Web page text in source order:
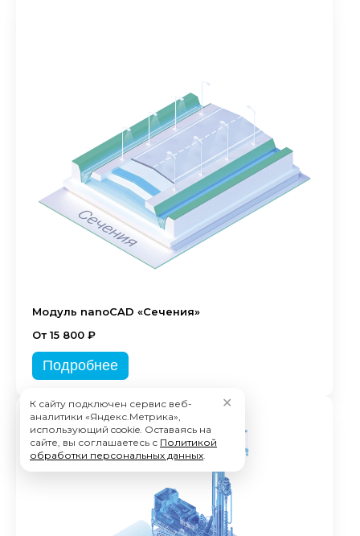
Модуль nanoCAD «Сечения»
От 15 800 ₽
Подробнее
К сайту подключен сервис веб-
аналитики «Яндекс.Метрика»,
использующий cookie. Оставаясь на
сайте, вы соглашаетесь с Политикой
обработки персональных данных.
✕